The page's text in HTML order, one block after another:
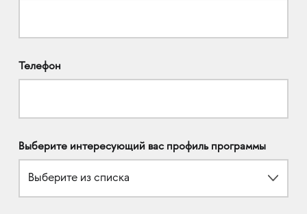
Телефон
Выберите интересующий вас профиль программы
Выберите из списка